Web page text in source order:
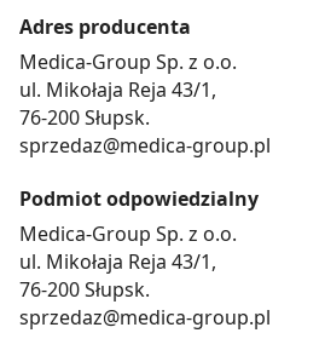
Adres producenta
Medica-Group Sp. z o.o.
ul. Mikołaja Reja 43/1,
76-200 Słupsk.
sprzedaz@medica-group.pl
Podmiot odpowiedzialny
Medica-Group Sp. z o.o.
ul. Mikołaja Reja 43/1,
76-200 Słupsk.
sprzedaz@medica-group.pl